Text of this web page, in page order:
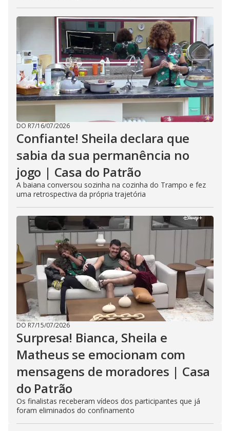
DO R7/16/07/2026
Confiante! Sheila declara que
sabia da sua permanência no
jogo | Casa do Patrão
A baiana conversou sozinha na cozinha do Trampo e fez
uma retrospectiva da própria trajetória
DO R7/15/07/2026
Surpresa! Bianca, Sheila e
Matheus se emocionam com
mensagens de moradores | Casa
do Patrão
Os finalistas receberam vídeos dos participantes que já
foram eliminados do confinamento